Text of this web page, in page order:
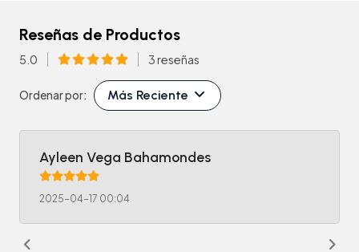
Reseñas de Productos
5.0 3 reseñas
Ordenar por: Más Reciente
Ayleen Vega Bahamondes
2025-04-17 00:04